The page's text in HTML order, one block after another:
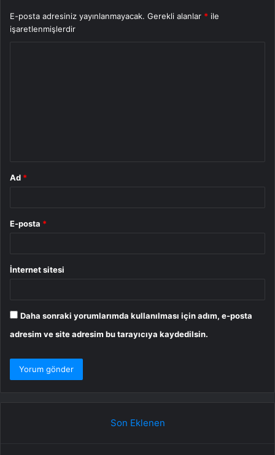
E-posta adresiniz yayınlanmayacak. Gerekli alanlar * ile
işaretlenmişlerdir
Ad *
E-posta *
İnternet sitesi
Daha sonraki yorumlarımda kullanılması için adım, e-posta
adresim ve site adresim bu tarayıcıya kaydedilsin.
Son Eklenen